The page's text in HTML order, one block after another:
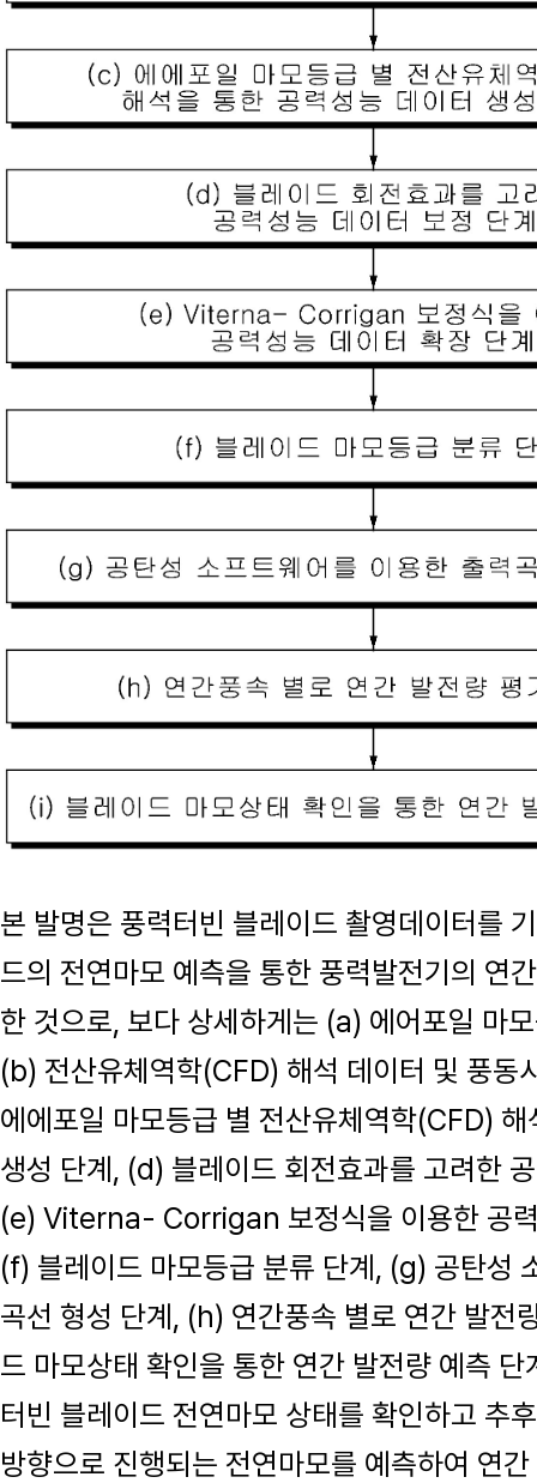
본 발명은 풍력터빈 블레이드 촬영데이터를
드의 전연마모 예측을 통한 풍력발전기의 연
한 것으로, 보다 상세하게는 (a) 에어포일 마
(b) 전산유체역학(CFD) 해석 데이터 및 풍동
에에포일 마모등급 별 전산유체역학(CFD)
생성 단계, (d) 블레이드 회전효과를 고려한
(e) Viterna- Corrigan 보정식을 이용한 공
(f) 블레이드 마모등급 분류 단계, (g) 공탄성
곡선 형성 단계, (h) 연간풍속 별로 연간 발전
드 마모상태 확인을 통한 연간 발전량 예측
터빈 블레이드 전연마모 상태를 확인하고 추
방향으로 진행되는 전연마모를 예측하여 연